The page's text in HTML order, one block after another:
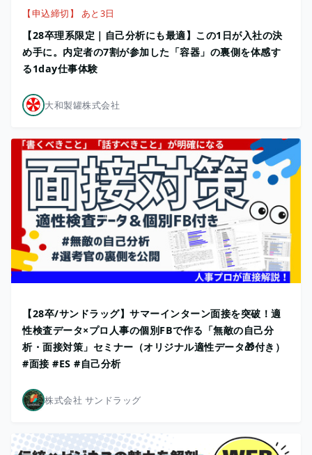
【申込締切】 あと3日
【28卒理系限定｜自己分析にも最適】この1日が入社の決
め手に。内定者の7割が参加した「容器」の裏側を体感す
る1day仕事体験
大和製罐株式会社
【28卒/サンドラッグ】サマーインターン面接を突破！適
性検査データ×プロ人事の個別FBで作る「無敵の自己分
析・面接対策」セミナー（オリジナル適性データ🎁付き）
#面接 #ES #自己分析
株式会社 サンドラッグ